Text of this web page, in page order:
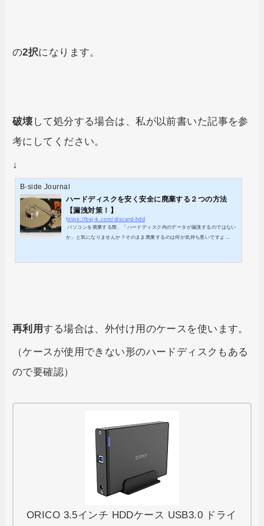
の2択になります。
破壊 して処分する場合は、私が以前書いた記事を参
考にしてください。
↓
B-side Journal
ハードディスクを安く安全に廃棄する２つの方法
【漏洩対策！】
https://bsj-k.com/discard-hdd
パソコンを廃棄する際、「ハードディスク内のデータが漏洩するのではない
か」と気になりませんか？そのまま廃棄するのは何か気持ち悪いですよ
再利用する場合は、外付け用のケースを使います。
（ケースが使用できない形のハードディスクもある
ので要確認）
ORICO 3.5インチ HDDケース USB3.0 ドライ